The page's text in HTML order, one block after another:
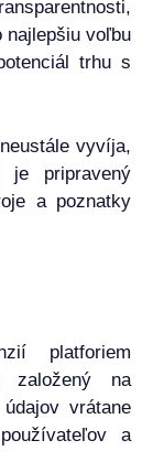
najlepšiu voľbu
trhu s
vyvíja,
je pripravený
a poznatky
platforiem
založený na
vrátane
a